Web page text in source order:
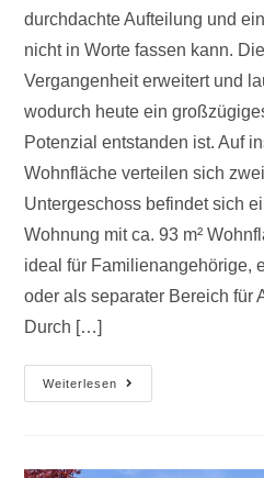
durchdachte Aufteilung und
nicht in Worte fassen kann.
Vergangenheit erweitert und
wodurch heute ein
Potenzial entstanden ist. Auf
Wohnfläche verteilen sich
Untergeschoss befindet sich
Wohnung mit ca. 93 m²
ideal für Familienangehörige,
oder als separater Bereich für
Durch […]
Weiterlesen